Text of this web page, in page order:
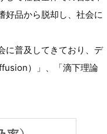
好品から脱却し、社会に
に普及してきており、デ
）」、「滴下理論